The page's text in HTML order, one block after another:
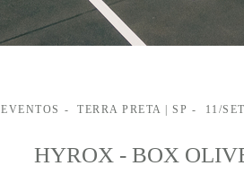
EVENTOS TERRA PRETA | SP 11/
HYROX - BOX